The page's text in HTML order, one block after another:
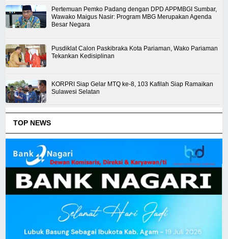
Pertemuan Pemko Padang dengan DPD APPMBGI Sumbar,
Wawako Maigus Nasir: Program MBG Merupakan Agenda
Besar Negara
Pusdiklat Calon Paskibraka Kota Pariaman, Wako Pariaman
Tekankan Kedisiplinan
KORPRI Siap Gelar MTQ ke-8, 103 Kafilah Siap Ramaikan
Sulawesi Selatan
TOP NEWS